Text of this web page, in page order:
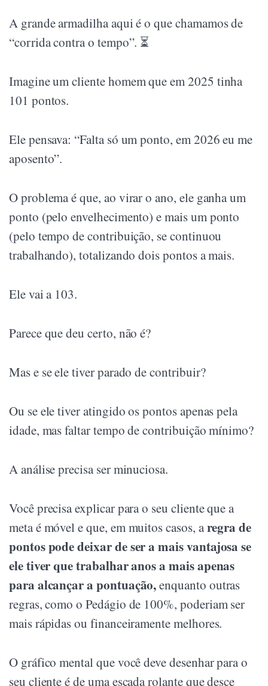
A grande armadilha aqui é o que chamamos de
“corrida contra o tempo”. ⏳
Imagine um cliente homem que em 2025 tinha
101 pontos.
Ele pensava: “Falta só um ponto, em 2026 eu me
aposento”.
O problema é que, ao virar o ano, ele ganha um
ponto (pelo envelhecimento) e mais um ponto
(pelo tempo de contribuição, se continuou
trabalhando), totalizando dois pontos a mais.
Ele vai a 103.
Parece que deu certo, não é?
Mas e se ele tiver parado de contribuir?
Ou se ele tiver atingido os pontos apenas pela
idade, mas faltar tempo de contribuição mínimo?
A análise precisa ser minuciosa.
Você precisa explicar para o seu cliente que a
meta é móvel e que, em muitos casos, aregra de
pontos pode deixar de ser a mais vantajosa se
ele tiver que trabalhar anos a mais apenas
para alcançar a pontuação,enquanto outras
regras, como o Pedágio de 100%, poderiam ser
mais rápidas ou financeiramente melhores.
O gráfico mental que você deve desenhar para o
seu cliente é de uma escada rolante que desce